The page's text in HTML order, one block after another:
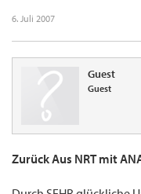
6. Juli 2007
Guest
Guest
Zurück Aus NRT mit